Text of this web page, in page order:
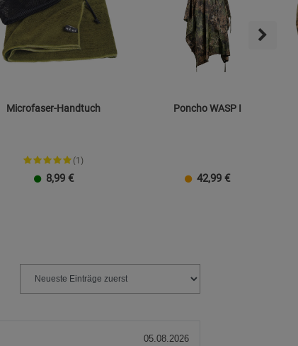
Microfaser-Handtuch
(1)
8,99 €
Poncho WASP I
42,99 €
05.08.2026